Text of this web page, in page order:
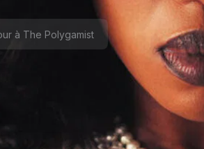
à The Polygamist